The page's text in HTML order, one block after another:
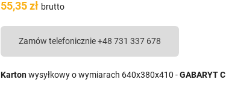
55,35 zł brutto
Zamów telefonicznie +48 731 337 678
Kartonwysyłkowy o wymiarach 640x380x410 -GABARYT C